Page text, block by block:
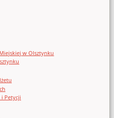
w Olsztynku
i Petycji